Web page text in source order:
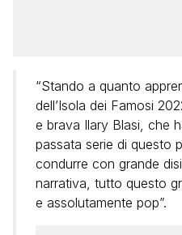
“Stando a quanto
dell’Isola dei Famosi
e brava Ilary Blasi, che
passata serie di questo
condurre con grande
narrativa, tutto questo
e assolutamente pop”.